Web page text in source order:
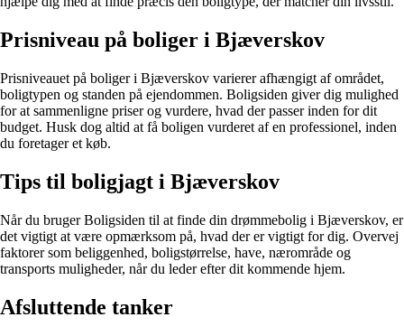
Prisniveau på boliger i Bjæverskov
Prisniveauet på boliger i Bjæverskov varierer afhængigt af området,
boligtypen og standen på ejendommen. Boligsiden giver dig mulighed
for at sammenligne priser og vurdere, hvad der passer inden for dit
budget. Husk dog altid at få boligen vurderet af en professionel, inden
du foretager et køb.
Tips til boligjagt i Bjæverskov
Når du bruger Boligsiden til at finde din drømmebolig i Bjæverskov, er
det vigtigt at være opmærksom på, hvad der er vigtigt for dig. Overvej
faktorer som beliggenhed, boligstørrelse, have, nærområde og
transports muligheder, når du leder efter dit kommende hjem.
Afsluttende tanker